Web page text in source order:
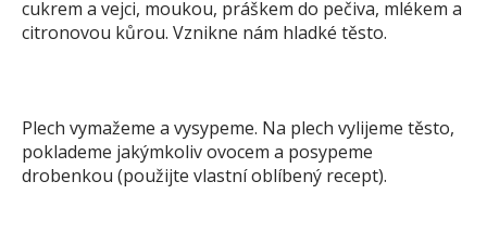
cukrem a vejci, moukou, práškem do pečiva, mlékem a
citronovou kůrou. Vznikne nám hladké těsto.
Plech vymažeme a vysypeme. Na plech vylijeme těsto,
poklademe jakýmkoliv ovocem a posypeme
drobenkou (použijte vlastní oblíbený recept).